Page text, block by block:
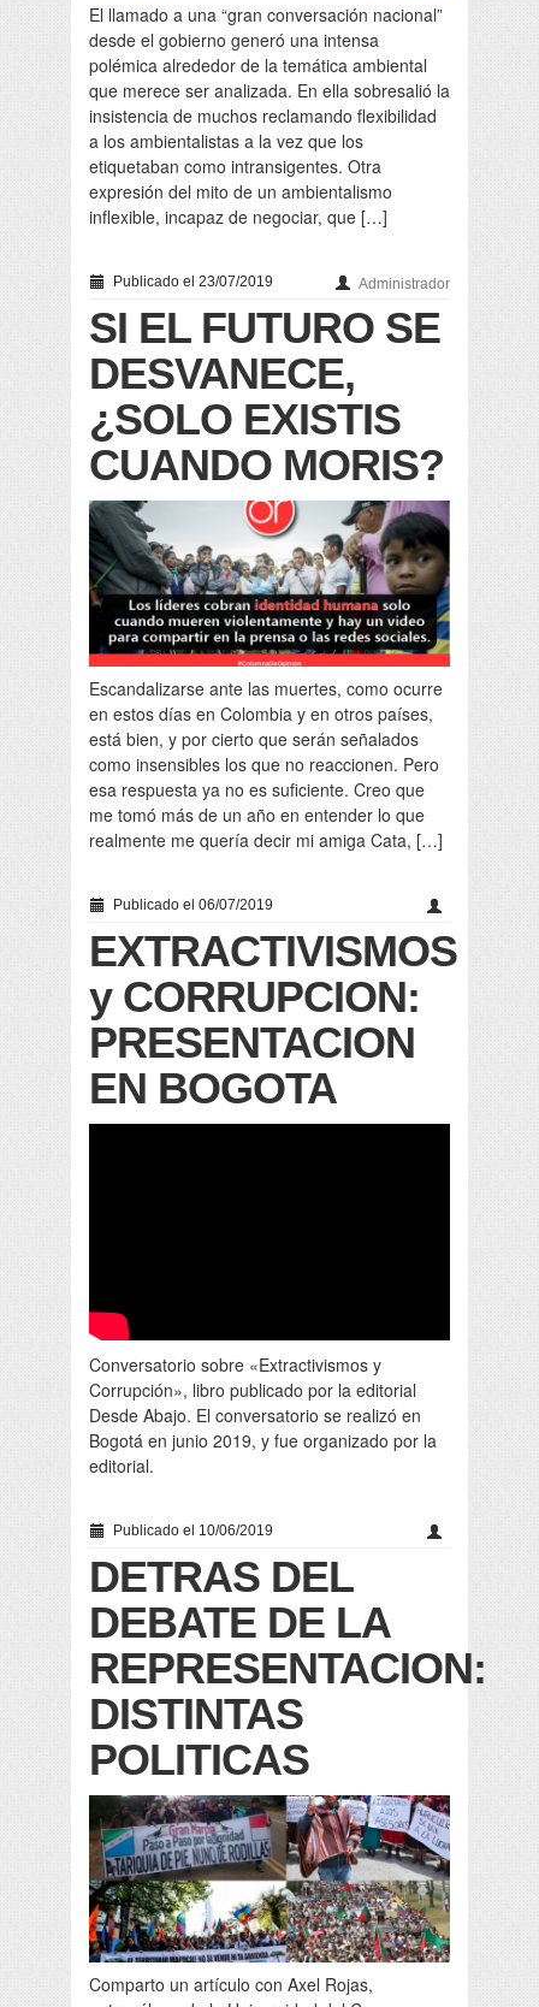
El llamado a una “gran conversación nacional”
desde el gobierno generó una intensa
polémica alrededor de la temática ambiental
que merece ser analizada. En ella sobresalió la
insistencia de muchos reclamando flexibilidad
a los ambientalistas a la vez que los
etiquetaban como intransigentes. Otra
expresión del mito de un ambientalismo
inflexible, incapaz de negociar, que […]
Publicado el 23/07/2019 Administrador
SI EL FUTURO SE
DESVANECE,
¿SOLO EXISTIS
CUANDO MORIS?
Escandalizarse ante las muertes, como ocurre
en estos días en Colombia y en otros países,
está bien, y por cierto que serán señalados
como insensibles los que no reaccionen. Pero
esa respuesta ya no es suficiente. Creo que
me tomó más de un año en entender lo que
realmente me quería decir mi amiga Cata, […]
Publicado el 06/07/2019
EXTRACTIVISMOS
y CORRUPCION:
PRESENTACION
EN BOGOTA
Conversatorio sobre «Extractivismos y
Corrupción», libro publicado por la editorial
Desde Abajo. El conversatorio se realizó en
Bogotá en junio 2019, y fue organizado por la
editorial.
Publicado el 10/06/2019
DETRAS DEL
DEBATE DE LA
REPRESENTACION:
DISTINTAS
POLITICAS
Comparto un artículo con Axel Rojas,